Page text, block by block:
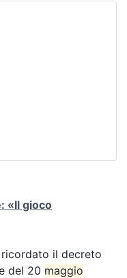
«Il gioco
il decreto
del 20 maggio